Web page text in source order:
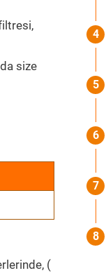
size
(
4
5
6
7
8